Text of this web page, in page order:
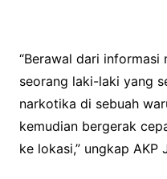
“Berawal dari informasi
seorang laki-laki yang
narkotika di sebuah
kemudian bergerak
ke lokasi,” ungkap AKP